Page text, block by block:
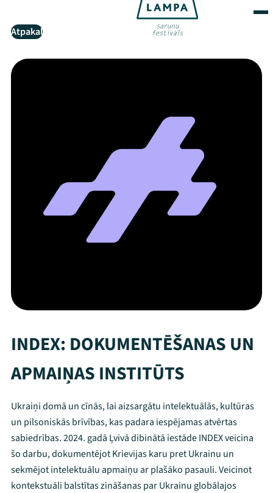
Atpakaļ
INDEX: DOKUMENTĒŠANAS UN
APMAIŅAS INSTITŪTS
Ukraiņi domā un cīnās, lai aizsargātu intelektuālās, kultūras
un pilsoniskās brīvības, kas padara iespējamas atvērtas
sabiedrības. 2024. gadā Ļvivā dibinātā iestāde INDEX veicina
šo darbu, dokumentējot Krievijas karu pret Ukrainu un
sekmējot intelektuālu apmaiņu ar plašāko pasauli. Veicinot
kontekstuāli balstītas zināšanas par Ukrainu globālajos